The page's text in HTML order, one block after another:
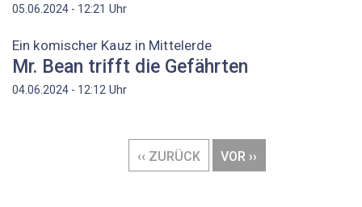
05.06.2024 - 12:21 Uhr
Ein komischer Kauz in Mittelerde
Mr. Bean trifft die Gefährten
04.06.2024 - 12:12 Uhr
VORHERIGE
‹‹ ZURÜCK
NÄCHSTE
VOR ››